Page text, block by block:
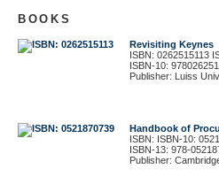
BOOKS
Revisiting Keynes
ISBN: 0262515113
ISBN-10:
Publisher: Luiss
Handbook of
ISBN: ISBN-10:
ISBN-13: 978-
Publisher: